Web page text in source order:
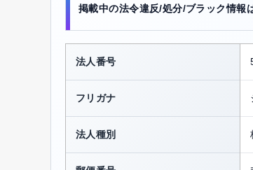
掲載中の法令違反/処分/ブラック情報
法人番号
フリガナ
法人種別